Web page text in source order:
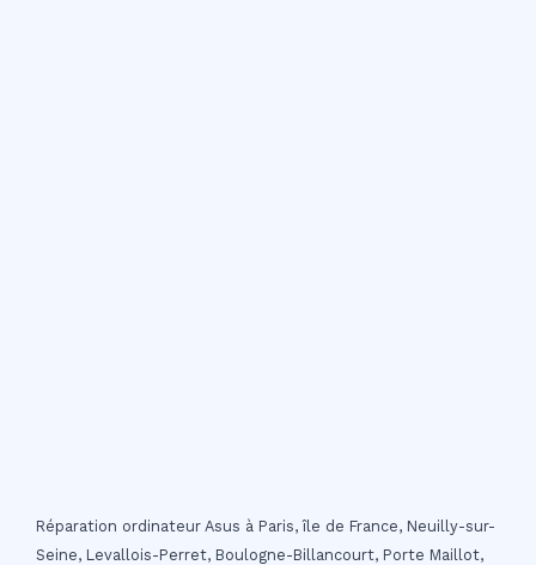
Réparation ordinateur Asus à Paris, île de France, Neuilly-sur-
Seine, Levallois-Perret, Boulogne-Billancourt, Porte Maillot,